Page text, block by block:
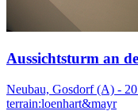
Aussichtsturm an
Neubau, Gosdorf (A) -
terrain:loenhart&mayr